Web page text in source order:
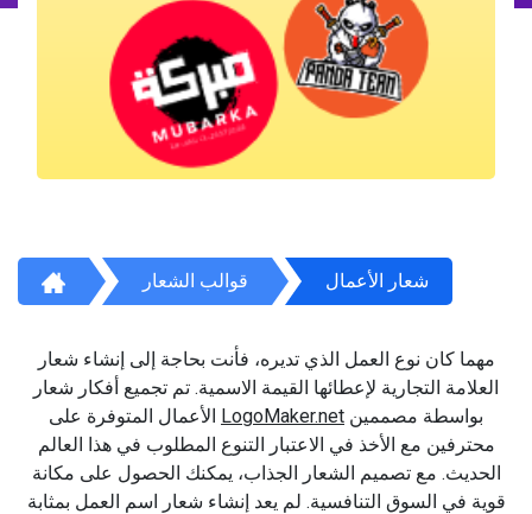
قوالب الشعار شعار الأعمال
مهما كان نوع العمل الذي تديره، فأنت بحاجة إلى إنشاء شعار
العلامة التجارية لإعطائها القيمة الاسمية. تم تجميع أفكار شعار
LogoMaker.net
محترفين مع الأخذ في الاعتبار التنوع المطلوب في هذا العالم
الحديث. مع تصميم الشعار الجذاب، يمكنك الحصول على مكانة
قوية في السوق التنافسية. لم يعد إنشاء شعار اسم العمل بمثابة